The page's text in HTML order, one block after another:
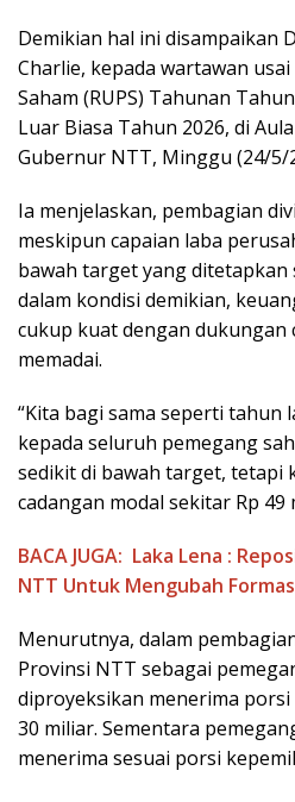
Demikian hal ini disampaikan
Charlie, kepada wartawan
Saham (RUPS) Tahunan
Luar Biasa Tahun 2026, di
Gubernur NTT, Minggu (24/5/
Ia menjelaskan, pembagian
meskipun capaian laba
bawah target yang ditetapkan
dalam kondisi demikian,
cukup kuat dengan dukungan
memadai.
“Kita bagi sama seperti tahun
kepada seluruh pemegang
sedikit di bawah target, tetapi
cadangan modal sekitar Rp 49
BACA JUGA: Laka Lena :
NTT Untuk Mengubah
Menurutnya, dalam
Provinsi NTT sebagai
diproyeksikan menerima
30 miliar. Sementara
menerima sesuai porsi